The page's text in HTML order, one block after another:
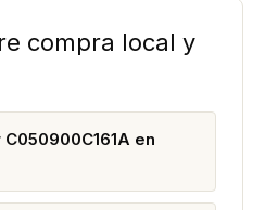
compra local y
en